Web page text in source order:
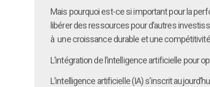
Mais pourquoi est-ce si important pour la
libérer des ressources pour d’autres
à une croissance durable et une
L’intégration de l’intelligence artificielle pour
L’intelligence artificielle (IA) s’inscrit